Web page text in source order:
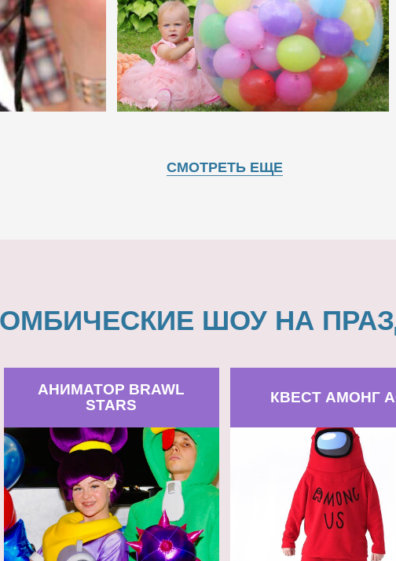
СМОТРЕТЬ ЕЩЕ
ШОУ НА
АНИМАТОР BRAWL
STARS
КВЕСТ АМОНГ